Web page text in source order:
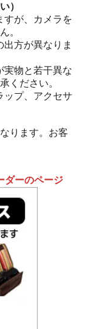
）
すが、カメラを
。
方が異なりま
実物と若干異な
ください。
ップ、アクセサ
ります。お客
ダーのページ